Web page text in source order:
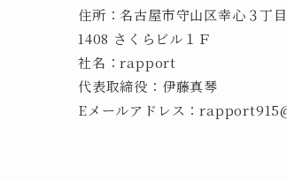
住所：名古屋市守山区幸心３丁目
1408 さくらビル１Ｆ
社名：rapport
代表取締役：伊藤真琴
Eメールアドレス：